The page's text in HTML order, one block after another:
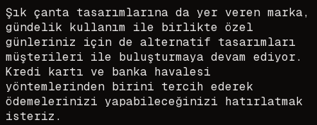
Şık çanta tasarımlarına da yer veren marka,
gündelik kullanım ile birlikte özel
günleriniz için de alternatif tasarımları
müşterileri ile buluşturmaya devam ediyor.
Kredi kartı ve banka havalesi
yöntemlerinden birini tercih ederek
ödemelerinizi yapabileceğinizi hatırlatmak
isteriz.